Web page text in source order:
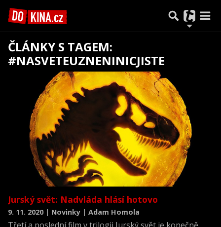
ČLÁNKY S TAGEM:
#NASVETEUZNENINICJISTE
Jurský svět: Nadvláda hlásí hotovo
9. 11. 2020 | Novinky | Adam Homola